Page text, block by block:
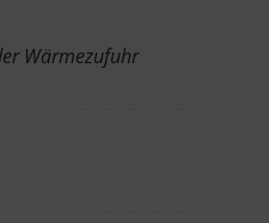
Wärmezufuhr